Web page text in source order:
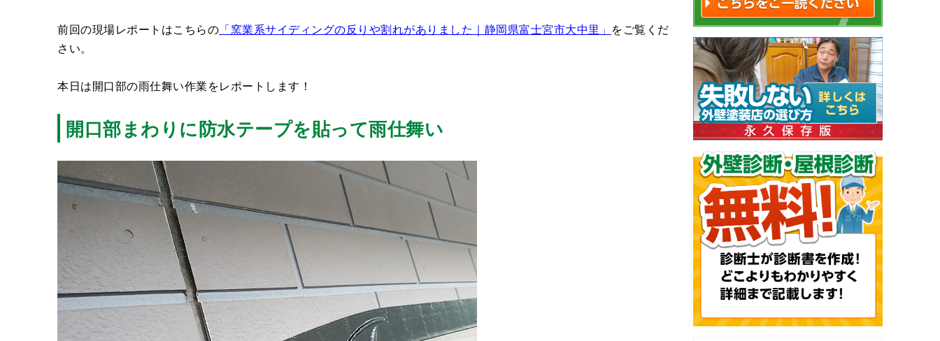
前回の現場レポートはこちらの 「窯業系サイディングの反りや割れがありました｜静岡県富士宮市大中里」 をご覧くだ
さい。
本日は開口部の雨仕舞い作業をレポートします！
開口部まわりに防水テープを貼って雨仕舞い